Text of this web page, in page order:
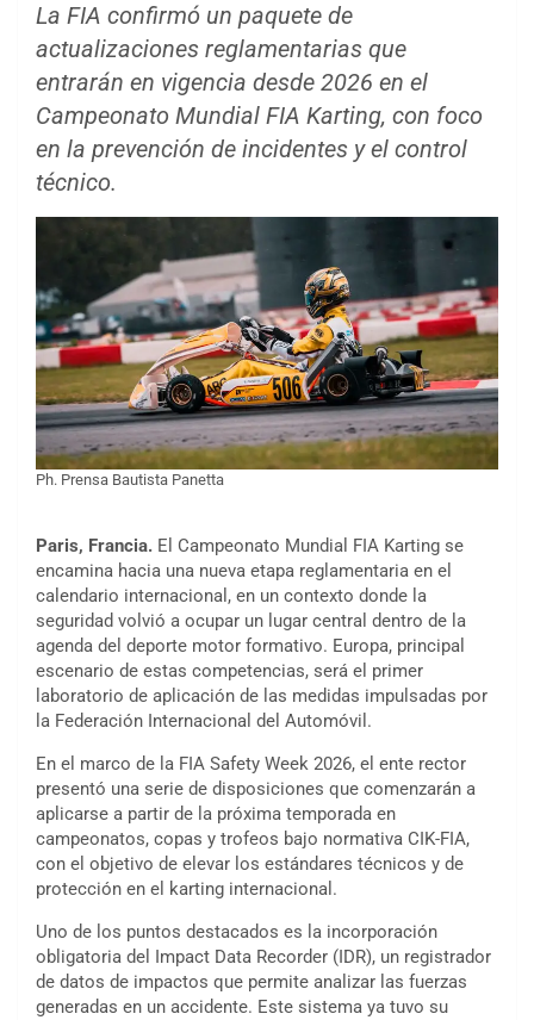
La FIA confirmó un paquete de
actualizaciones reglamentarias que
entrarán en vigencia desde 2026 en el
Campeonato Mundial FIA Karting, con foco
en la prevención de incidentes y el control
técnico.
Ph. Prensa Bautista Panetta
Paris, Francia. El Campeonato Mundial FIA Karting se
encamina hacia una nueva etapa reglamentaria en el
calendario internacional, en un contexto donde la
seguridad volvió a ocupar un lugar central dentro de la
agenda del deporte motor formativo. Europa, principal
escenario de estas competencias, será el primer
laboratorio de aplicación de las medidas impulsadas por
la Federación Internacional del Automóvil.
En el marco de la FIA Safety Week 2026, el ente rector
presentó una serie de disposiciones que comenzarán a
aplicarse a partir de la próxima temporada en
campeonatos, copas y trofeos bajo normativa CIK-FIA,
con el objetivo de elevar los estándares técnicos y de
protección en el karting internacional.
Uno de los puntos destacados es la incorporación
obligatoria del Impact Data Recorder (IDR), un registrador
de datos de impactos que permite analizar las fuerzas
generadas en un accidente. Este sistema ya tuvo su